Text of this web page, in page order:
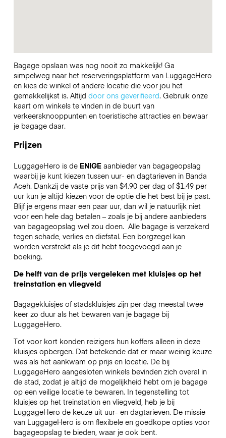
Bagage opslaan was nog nooit zo makkelijk! Ga
simpelweg naar het reserveringsplatform van LuggageHero
en kies de winkel of andere locatie die voor jou het
gemakkelijkst is. Altijd door ons geverifieerd. Gebruik onze
kaart om winkels te vinden in de buurt van
verkeersknooppunten en toeristische attracties en bewaar
je bagage daar.
Prijzen
LuggageHero is de ENIGEaanbieder van bagageopslag
waarbij je kunt kiezen tussen uur- en dagtarieven in Banda
Aceh. Dankzij de vaste prijs van $4.90 per dag of $1.49 per
uur kun je altijd kiezen voor de optie die het best bij je past.
Blijf je ergens maar een paar uur, dan wil je natuurlijk niet
voor een hele dag betalen – zoals je bij andere aanbieders
van bagageopslag wel zou doen. Alle bagage is verzekerd
tegen schade, verlies en diefstal. Een borgzegel kan
worden verstrekt als je dit hebt toegevoegd aan je
boeking.
De helft van de prijs vergeleken met kluisjes op het
treinstation en vliegveld
Bagagekluisjes of stadskluisjes zijn per dag meestal twee
keer zo duur als het bewaren van je bagage bij
LuggageHero.
Tot voor kort konden reizigers hun koffers alleen in deze
kluisjes opbergen. Dat betekende dat er maar weinig keuze
was als het aankwam op prijs en locatie. De bij
LuggageHero aangesloten winkels bevinden zich overal in
de stad, zodat je altijd de mogelijkheid hebt om je bagage
op een veilige locatie te bewaren. In tegenstelling tot
kluisjes op het treinstation en vliegveld, heb je bij
LuggageHero de keuze uit uur- en dagtarieven. De missie
van LuggageHero is om flexibele en goedkope opties voor
bagageopslag te bieden, waar je ook bent.